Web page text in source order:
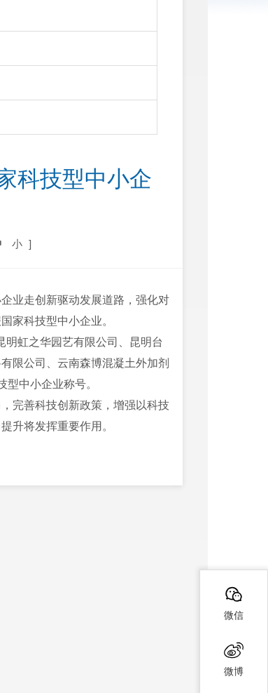
科技型中小企
小 ]
业走创新驱动发展道路，强化对
家科技型中小企业。
明虹之华园艺有限公司、昆明台
限公司、云南森博混凝土外加剂
中小企业称号。
完善科技创新政策，增强以科技
升将发挥重要作用。
微信
微博